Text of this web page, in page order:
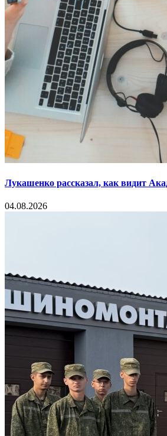
Лукашенко рассказал, как видит
04.08.2026